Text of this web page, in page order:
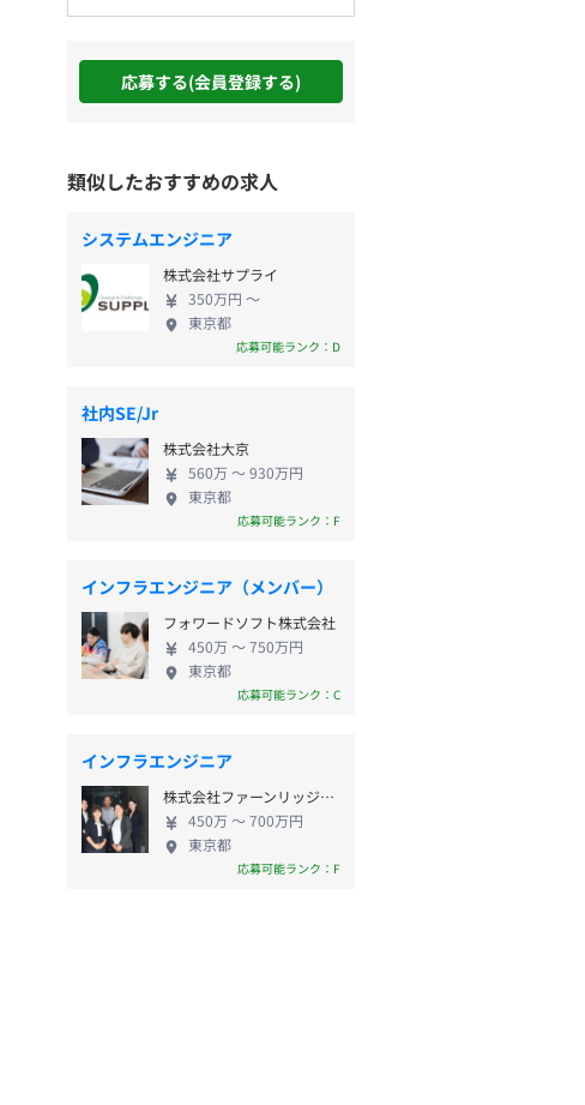
応募する(会員登録する)
類似したおすすめの求人
システムエンジニア
株式会社サプライ
350万円 〜
東京都
応募可能ランク：D
社内SE/Jr
株式会社大京
560万 〜 930万円
東京都
応募可能ランク：F
インフラエンジニア（メンバー）
フォワードソフト株式会社
450万 〜 750万円
東京都
応募可能ランク：C
インフラエンジニア
株式会社ファーンリッジ・ジャパン
450万 〜 700万円
東京都
応募可能ランク：F